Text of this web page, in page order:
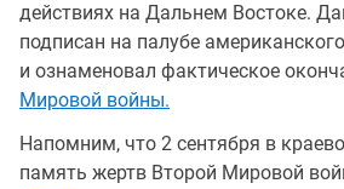
действиях на Дальнем Востоке.
подписан на палубе
и ознаменовал фактическое
Мировой войны.
Напомним, что 2 сентября в
память жертв Второй Мировой